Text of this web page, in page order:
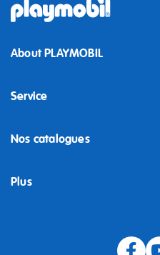
About PLAYMOBIL
Service
Nos catalogues
Plus